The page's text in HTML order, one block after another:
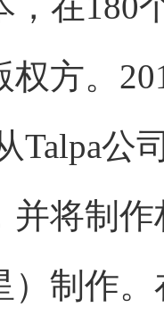
权方。
Talpa
并将制
制作